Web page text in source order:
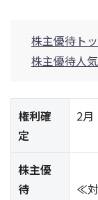
株主優待ト
株主優待人
権利確
定
2月
株主優
待
≪